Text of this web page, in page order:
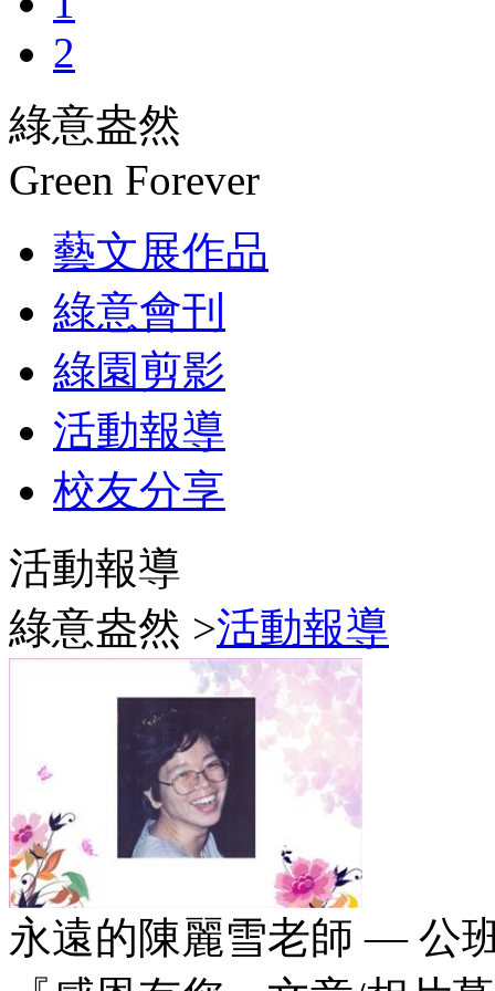
2
綠意盎然
Green Forever
藝文展作品
綠意會刊
綠園剪影
活動報導
校友分享
活動報導
綠意盎然 >活動報導
永遠的陳麗雪老師 — 公